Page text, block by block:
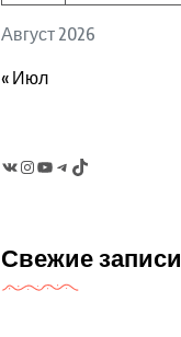
Август 2026
« Июл
Instagram
YouTubeTelegram
TikTok
Свежие записи